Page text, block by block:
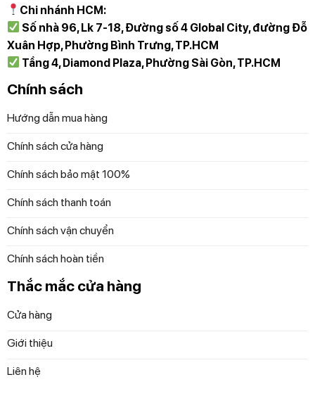
Các phụ kiện an toàn của máy khi vệ sinh với máy rửa
chén để tăng thêm sự tiện lợi
nước bẩn và hộp đựng bã cà phê vào máy rửa chén. Bằng
Chi nhánh HCM:
Số nhà 96, Lk 7-18, Đường số 4 Global City, đường Đỗ
Xuân Hợp, Phường Bình Trưng, TP.HCM
Tầng 4, Diamond Plaza, Phường Sài Gòn, TP.HCM
Chính sách
Hướng dẫn mua hàng
Chính sách cửa hàng
Chính sách bảo mật 100%
Chính sách thanh toán
Chính sách vận chuyển
Chính sách hoàn tiền
Thắc mắc cửa hàng
Cửa hàng
Giới thiệu
Liên hệ